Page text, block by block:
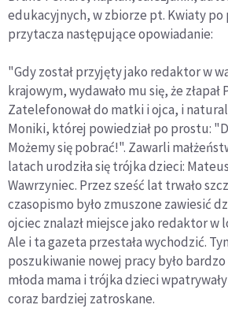
edukacyjnych, w zbiorze pt. Kwiaty
przytacza następujące opowiadanie:
"Gdy został przyjęty jako redaktor w
krajowym, wydawało mu się, że złapał
Zatelefonował do matki i ojca, i
Moniki, której powiedział po prostu:
Możemy się pobrać!". Zawarli
latach urodziła się trójka dzieci:
Wawrzyniec. Przez sześć lat trwało
czasopismo było zmuszone zawiesić
ojciec znalazł miejsce jako redaktor w
Ale i ta gazeta przestała wychodzić.
poszukiwanie nowej pracy było
młoda mama i trójka dzieci
coraz bardziej zatroskane.